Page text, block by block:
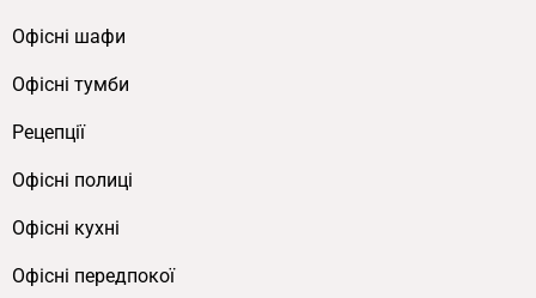
Офісні шафи
Офісні тумби
Рецепції
Офісні полиці
Офісні кухні
Офісні передпокої